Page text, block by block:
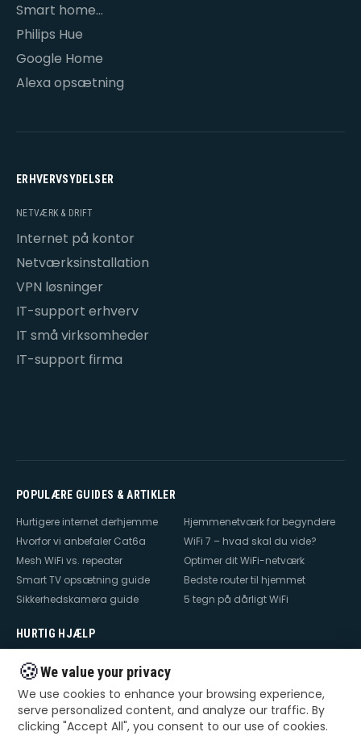
Smart home
opsætning
Philips Hue
Google Home
Alexa opsætning
ERHVERVSYDELSER
NETVÆRK & DRIFT
Internet på kontor
Netværksinstallation
VPN løsninger
IT-support erhverv
IT små virksomheder
IT-support firma
POPULÆRE GUIDES & ARTIKLER
Hurtigere internet derhjemme
Hjemmenetværk for begyndere
Hvorfor vi anbefaler Cat6a
WiFi 7 – hvad skal du vide?
Mesh WiFi vs. repeater
Optimer dit WiFi-netværk
Smart TV opsætning guide
Bedste router til hjemmet
Sikkerhedskamera guide
5 tegn på dårligt WiFi
HURTIG HJÆLP
Hjælp til internet
Hjælp til TV
Hjælp til router
WiFi falder ud
TV der ikke virker
Dårlig WiFi
🍪We value your privacy
We use cookies to enhance your browsing experience,
serve personalized content, and analyze our traffic. By
clicking "Accept All", you consent to our use of cookies.